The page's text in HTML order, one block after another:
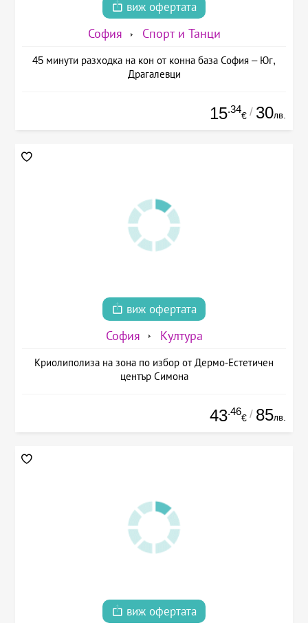
виж офертата
София Спорт и Танци
45 минути разходка на кон от конна база София – Юг,
Драгалевци
15.34
€ / 30лв.
виж офертата
София Култура
Криолиполиза на зона по избор от Дермо-Естетичен
център Симона
43.46
€ / 85лв.
виж офертата